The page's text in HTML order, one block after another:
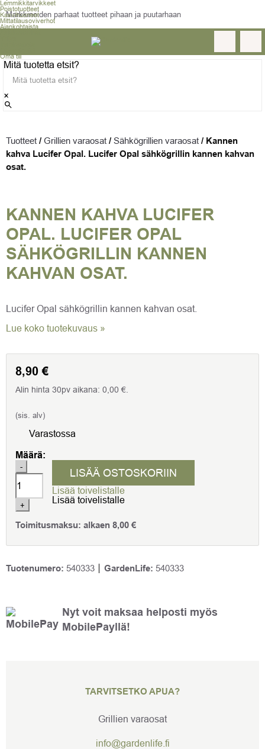
Markkinoiden parhaat tuotteet pihaan ja puutarhaan
Lemmikkitarvikkeet
Poistotuotteet
Kasvihuoneet
Mittatilausoviverhot
Ajankohtaista
Oma tili
Mitä tuotetta etsit?
×
Tuotteet / Grillien varaosat / Sähkögrillien varaosat / Kannen
kahva Lucifer Opal. Lucifer Opal sähkögrillin kannen kahvan
osat.
KANNEN KAHVA LUCIFER
OPAL. LUCIFER OPAL
SÄHKÖGRILLIN KANNEN
KAHVAN OSAT.
Lucifer Opal sähkögrillin kannen kahvan osat.
Lue koko tuotekuvaus »
8,90€
Alin hinta 30pv aikana: 0,00 €.
(sis. alv)
Varastossa
Määrä:
Kannen
kahva
Lucifer
Opal.
Lucifer
Opal
sähkögrillin
kannen
osat.
-
+
LISÄÄ OSTOSKORIIN
Lisää toivelistalle
Lisää toivelistalle
Toimitusmaksu: alkaen 8,00 €
Tuotenumero: 540333 GardenLife: 540333
Nyt voit maksaa helposti myös
MobilePayllä!
TARVITSETKO APUA?
Grillien varaosat
info@gardenlife.fi